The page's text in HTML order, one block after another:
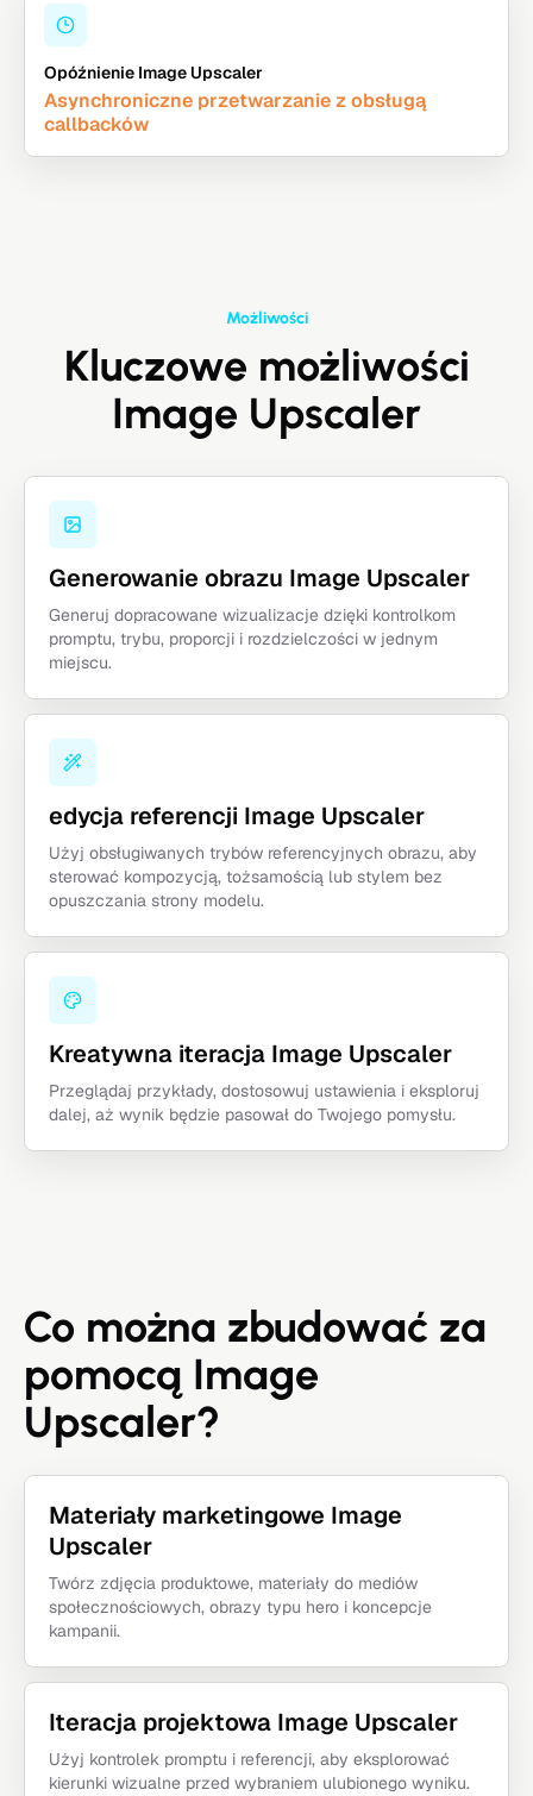
Opóźnienie Image Upscaler
Asynchroniczne przetwarzanie z obsługą
callbacków
Możliwości
Kluczowe możliwości
Image Upscaler
Generowanie obrazu Image Upscaler
Generuj dopracowane wizualizacje dzięki kontrolkom
promptu, trybu, proporcji i rozdzielczości w jednym
miejscu.
edycja referencji Image Upscaler
Użyj obsługiwanych trybów referencyjnych obrazu, aby
sterować kompozycją, tożsamością lub stylem bez
opuszczania strony modelu.
Kreatywna iteracja Image Upscaler
Przeglądaj przykłady, dostosowuj ustawienia i eksploruj
dalej, aż wynik będzie pasował do Twojego pomysłu.
Co można zbudować za
pomocą Image
Upscaler?
Materiały marketingowe Image
Upscaler
Twórz zdjęcia produktowe, materiały do mediów
społecznościowych, obrazy typu hero i koncepcje
kampanii.
Iteracja projektowa Image Upscaler
Użyj kontrolek promptu i referencji, aby eksplorować
kierunki wizualne przed wybraniem ulubionego wyniku.